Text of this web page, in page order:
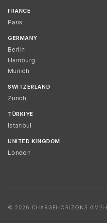
FRANCE
Paris
GERMANY
Berlin
Hamburg
Munich
SWITZERLAND
Zurich
TÜRKIYE
Istanbul
UNITED KINGDOM
London
© 2026 CHARGEHORIZONS GMBH